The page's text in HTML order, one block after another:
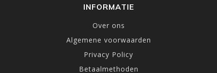
INFORMATIE
Over ons
Algemene voorwaarden
Privacy Policy
Betaalmethoden